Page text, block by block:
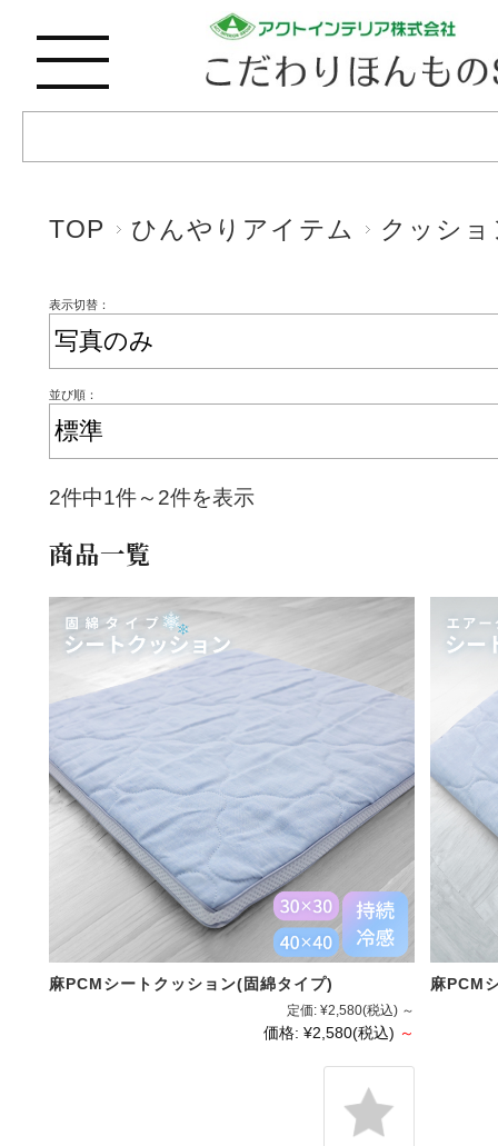
TOP ひんやりアイテム クッショ
表示切替：
並び順：
2件中1件～2件を表示
商品一覧
麻PCMシートクッション(固綿タイプ)
定価: ¥2,580(税込) ～
価格: ¥2,580(税込) ～
麻PCM